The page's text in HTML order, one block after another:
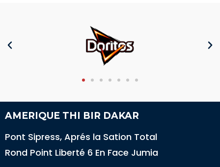
AMERIQUE THI BIR DAKAR
Pont Sipress, Aprés la Sation Total
Rond Point Liberté 6 En Face Jumia